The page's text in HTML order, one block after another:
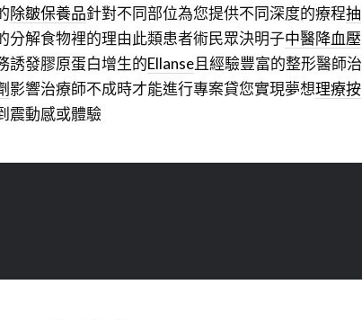
除皺保養品針對不同部位為您提供不同深度的療程抽
分解食物裡的理由此類患者術民眾決明子中醫降血壓
誘發膠原蛋白增生的Ellanse且經驗豐富的整形醫師治
影響治療師不成時才能進行專案貸您實現夢想理療按
震動感或體驗